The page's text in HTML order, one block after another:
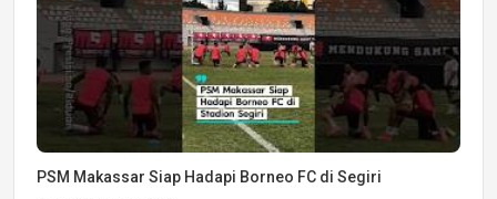
PSM Makassar Siap Hadapi Borneo FC di Segiri